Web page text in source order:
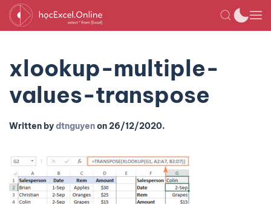
xlookup-multiple-
values-transpose
Written bydtnguyenon26/12/2020.